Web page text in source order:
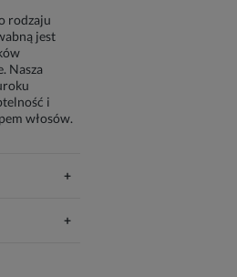
rodzaju
jest
Nasza
i
włosów.